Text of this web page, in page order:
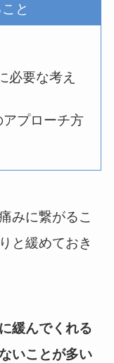
と
必要な考え
プローチ方
みに繋がるこ
と緩めておき
緩んでくれる
いことが多い